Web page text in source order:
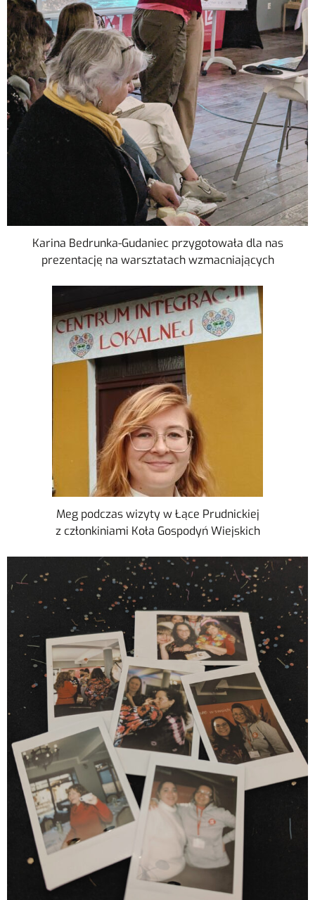
Karina Bedrunka-Gudaniec przygotowała dla nas
prezentację na warsztatach wzmacniających
Meg podczas wizyty w Łące Prudnickiej
z członkiniami Koła Gospodyń Wiejskich